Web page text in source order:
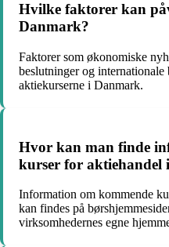
Hvilke faktorer kan
Danmark?
Faktorer som økonomiske
beslutninger og
aktiekurserne i Danmark.
Hvor kan man finde
kurser for aktiehandel
Information om kommende
kan findes på
virksomhedernes egne